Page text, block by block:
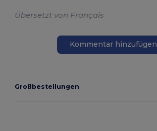
Übersetzt von Français
Kommentar hinzufügen
Großbestellungen